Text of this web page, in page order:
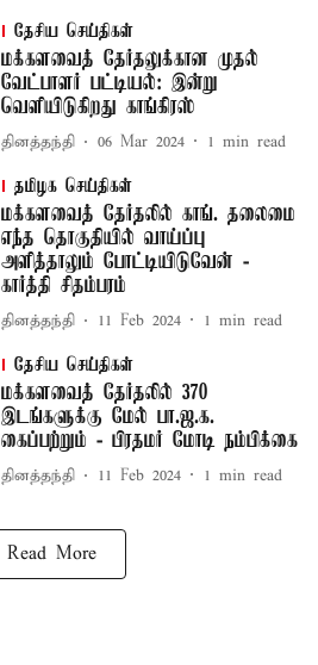
தேசிய செய்திகள்
மக்களவைத் தேர்தலுக்கான முதல்
வேட்பாளர் பட்டியல்: இன்று
வெளியிடுகிறது காங்கிரஸ்
தினத்தந்தி 06 Mar 2024 1 min read
தமிழக செய்திகள்
மக்களவைத் தேர்தலில் காங். தலைமை
எந்த தொகுதியில் வாய்ப்பு
அளித்தாலும் போட்டியிடுவேன் -
கார்த்தி சிதம்பரம்
தினத்தந்தி 11 Feb 2024 1 min read
தேசிய செய்திகள்
மக்களவைத் தேர்தலில் 370
இடங்களுக்கு மேல் பா.ஜ.க.
கைப்பற்றும் - பிரதமர் மோடி நம்பிக்கை
தினத்தந்தி 11 Feb 2024 1 min read
Read More